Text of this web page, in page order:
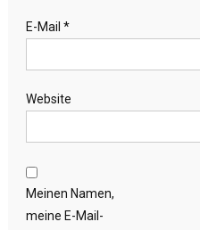
E-Mail *
Website
Meinen Namen,
meine E-Mail-